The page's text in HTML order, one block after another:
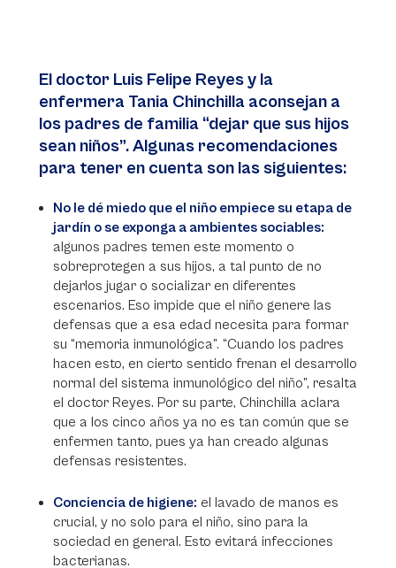
El doctor Luis Felipe Reyes y la
enfermera Tania Chinchilla aconsejan a
los padres de familia “dejar que sus hijos
sean niños”. Algunas recomendaciones
para tener en cuenta son las siguientes:
No le dé miedo que el niño empiece su etapa de
jardín o se exponga a ambientes sociables:
algunos padres temen este momento o
sobreprotegen a sus hijos, a tal punto de no
dejarlos jugar o socializar en diferentes
escenarios. Eso impide que el niño genere las
defensas que a esa edad necesita para formar
su “memoria inmunológica”. “Cuando los padres
hacen esto, en cierto sentido frenan el desarrollo
normal del sistema inmunológico del niño”, resalta
el doctor Reyes. Por su parte, Chinchilla aclara
que a los cinco años ya no es tan común que se
enfermen tanto, pues ya han creado algunas
defensas resistentes.
Conciencia de higiene: el lavado de manos es
crucial, y no solo para el niño, sino para la
sociedad en general. Esto evitará infecciones
bacterianas.